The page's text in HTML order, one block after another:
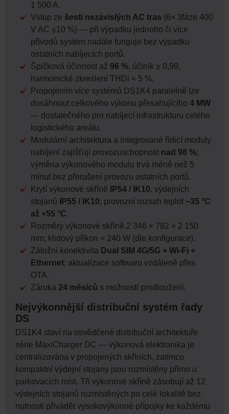
1 500 A.
Vstup ze šesti nezávislých AC tras (6× 3fáze 400
V AC ±10 %) — při výpadku jednoho či více
přívodů systém nadále funguje bez výpadku
ostatních nabíjecích portů.
Špičková účinnost až 96 %, účiník ≥ 0,99,
harmonické zkreslení THDi < 5 %.
Propojením více systémů DS1K4 paralelně lze
dosáhnout celkového výkonu přesahujícího 4 MW
— dostatečného pro nabíjecí infrastrukturu celého
logistického areálu.
Modulární architektura a integrované řídicí moduly
nabíjení zajišťují provozuschopnost nad 98 %;
výměna výkonového modulu trvá méně než 5
minut bez přerušení provozu ostatních portů.
Krytí výkonové skříně
IP54 / IK10, výdejních
stojanů
IP55 / IK10; provozní rozsah teplot −35 °C
až +55 °C.
Rozměry výkonové skříně 2 346 × 782 × 2 150
mm; klidový příkon < 240 W (dle konfigurace).
Záložní konektivita Dual SIM 4G/5G + Wi-Fi +
Ethernet; aktualizace softwaru vzdáleně přes
OTA.
Záruka 24 měsíců s možností prodloužení.
Nejvýkonnější distribuční systém řady
DS
DS1K4 staví na osvědčené distribuční architektuře
série MaxiCharger DC — výkonová elektronika je
centralizována v propojených skříních, zatímco
kompaktní výdejní stojany jsou rozmístěny přímo u
parkovacích míst. Tři výkonové skříně zásobují až 12
výdejních stojanů rozmístěných po celé lokalitě bez
nutnosti přivádět vysokovýkonné přípojky ke každému